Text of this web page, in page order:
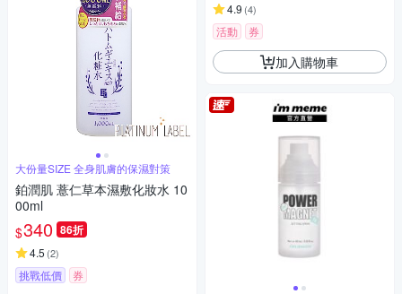
大份量SIZE 全身肌膚的保濕對策
鉑潤肌 薏仁草本濕敷化妝水 10
00ml
$340 86折
4.5 (2)
挑戰低價 券
4.9 (4)
活動 券
加入購物車